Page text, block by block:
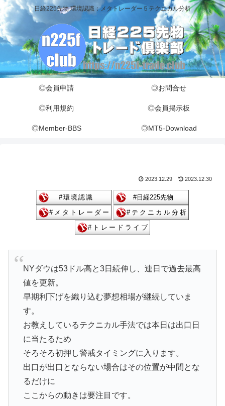
日経225先物 環境認識：メタトレーダー５テクニカル分析
◎会員申請 ◎お問合せ
◎利用規約 ◎会員掲示板
◎Member-BBS ◎MT5-Download
2023.12.29 2023.12.30
NYダウは53ドル高と3日続伸し、連日で過去最高
値を更新。
早期利下げを織り込む夢想相場が継続していま
す。
お教えしているテクニカル手法では本日は出口日
に当たるため
そろそろ初押し警戒タイミングに入ります。
出口が出口とならない場合はその位置が中間とな
るだけに
ここからの動きは要注目です。